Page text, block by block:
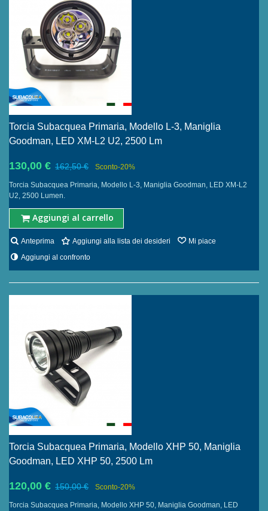
Torcia Subacquea Primaria, Modello L-3, Maniglia
Goodman, LED XM-L2 U2, 2500 Lm
130,00 € 162,50 € Sconto-20%
Torcia Subacquea Primaria, Modello L-3, Maniglia Goodman, LED XM-L2
U2, 2500 Lumen.
Aggiungi al carrello
Anteprima Aggiungi alla lista dei desideri
Mi piace
Aggiungi al confronto
Torcia Subacquea Primaria, Modello XHP 50, Maniglia
Goodman, LED XHP 50, 2500 Lm
120,00 € 150,00 € Sconto-20%
Torcia Subacquea Primaria, Modello XHP 50, Maniglia Goodman, LED